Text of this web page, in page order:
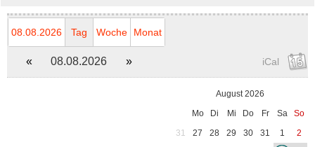
08.08.2026 Tag Woche Monat
« 08.08.2026 » iCal
August 2026
Mo
Di Mi Do Fr Sa
So
31
27 28 29 30 31 1
2